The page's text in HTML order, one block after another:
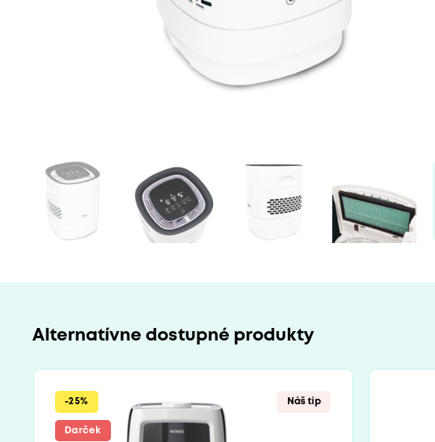
Alternatívne dostupné produkty
Darček
-25% Náš tip